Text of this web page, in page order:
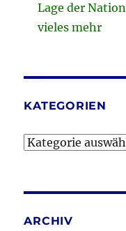
Lage der
vieles mehr
KATEGORIEN
Kategorien
ARCHIV